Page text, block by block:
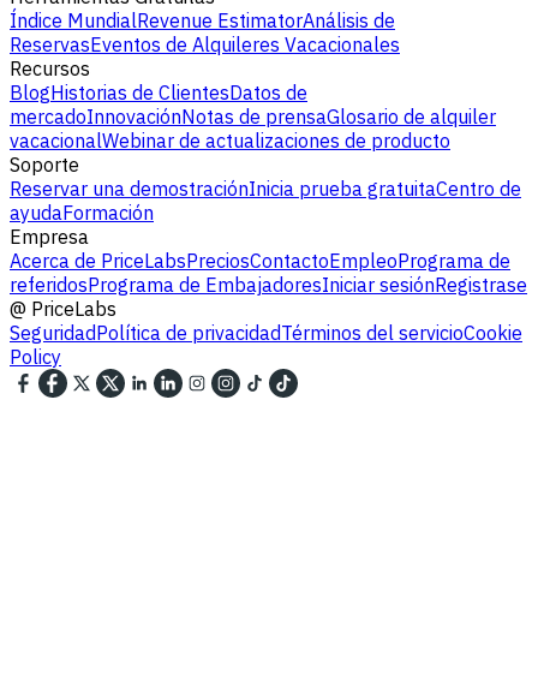
Índice MundialRevenue EstimatorAnálisis de
ReservasEventos de Alquileres Vacacionales
Recursos
BlogHistorias de ClientesDatos de
mercadoInnovaciónNotas de prensaGlosario de alquiler
vacacionalWebinar de actualizaciones de producto
Soporte
Reservar una demostraciónInicia prueba gratuitaCentro de
ayudaFormación
Empresa
Acerca de PriceLabsPreciosContactoEmpleoPrograma de
referidosPrograma de EmbajadoresIniciar sesiónRegistrase
@ PriceLabs
SeguridadPolítica de privacidadTérminos del servicioCookie
Policy